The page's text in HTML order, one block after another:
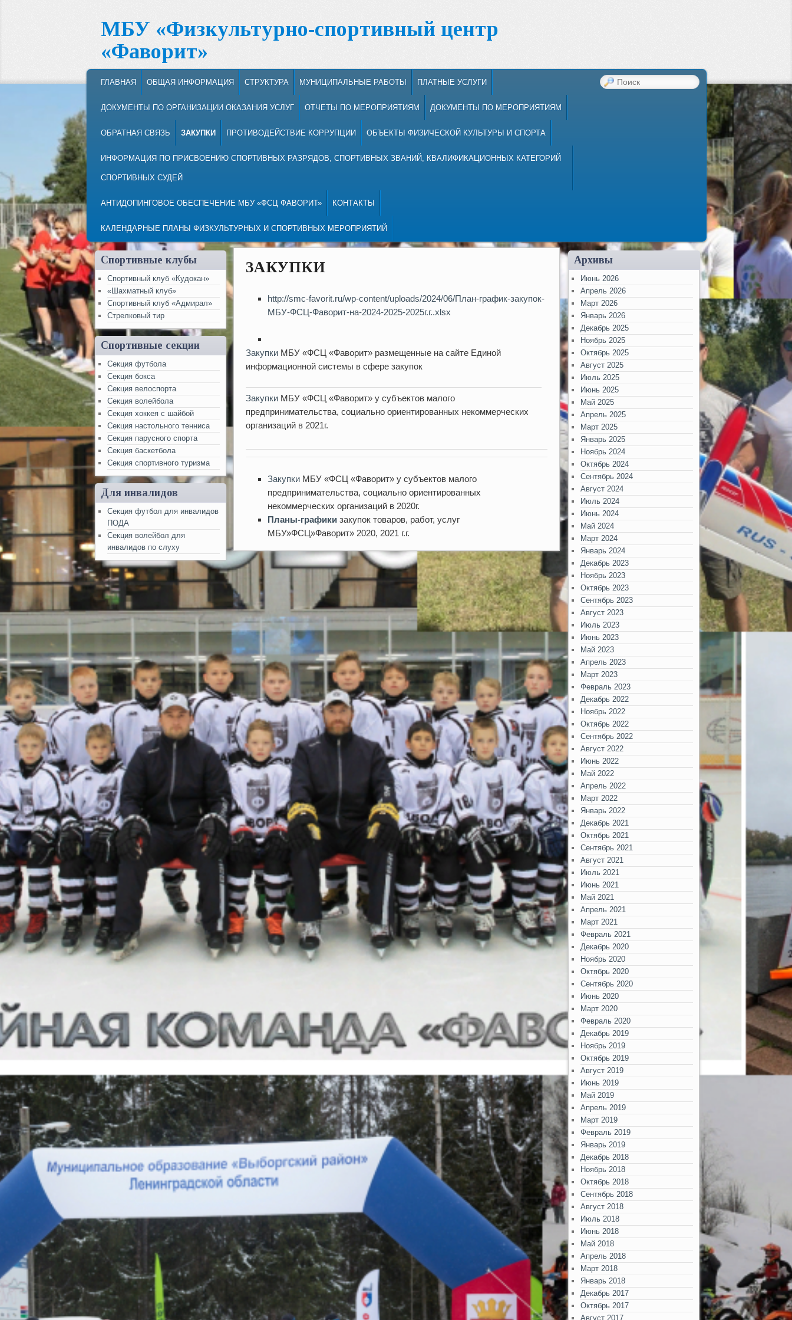
МБУ «Физкультурно-спортивный центр
«Фаворит»
SKIP TO PRIMARY CONTENT
SKIP TO SECONDARY CONTENT
ГЛАВНАЯ ОБЩАЯ ИНФОРМАЦИЯ СТРУКТУРА МУНИЦИПАЛЬНЫЕ РАБОТЫ ПЛАТНЫЕ УСЛУГИ
ДОКУМЕНТЫ ПО ОРГАНИЗАЦИИ ОКАЗАНИЯ УСЛУГ ОТЧЕТЫ ПО МЕРОПРИЯТИЯМ ДОКУМЕНТЫ ПО МЕРОПРИЯТИЯМ
ОБРАТНАЯ СВЯЗЬ ЗАКУПКИ ПРОТИВОДЕЙСТВИЕ КОРРУПЦИИ ОБЪЕКТЫ ФИЗИЧЕСКОЙ КУЛЬТУРЫ И СПОРТА
ИНФОРМАЦИЯ ПО ПРИСВОЕНИЮ СПОРТИВНЫХ РАЗРЯДОВ, СПОРТИВНЫХ ЗВАНИЙ, КВАЛИФИКАЦИОННЫХ КАТЕГОРИЙ
СПОРТИВНЫХ СУДЕЙ
АНТИДОПИНГОВОЕ ОБЕСПЕЧЕНИЕ МБУ «ФСЦ ФАВОРИТ» КОНТАКТЫ
КАЛЕНДАРНЫЕ ПЛАНЫ ФИЗКУЛЬТУРНЫХ И СПОРТИВНЫХ МЕРОПРИЯТИЙ
ПОИСК
ЗАКУПКИ
http://smc-favorit.ru/wp-content/uploads/2024/06/План-график-закупок-
МБУ-ФСЦ-Фаворит-на-2024-2025-2025г.г..xlsx
ЗакупкиМБУ «ФСЦ «Фаворит» размещенные на сайте Единой
информационной системы в сфере закупок
Закупки МБУ «ФСЦ «Фаворит» у субъектов малого
предпринимательства, социально ориентированных некоммерческих
организаций в 2021г.
Закупки МБУ «ФСЦ «Фаворит» у субъектов малого
предпринимательства, социально ориентированных
некоммерческих организаций в 2020г.
Планы-графики закупок товаров, работ, услуг
МБУ»ФСЦ»Фаворит» 2020, 2021 г.г.
Спортивные клубы
Спортивный клуб «Кудокан»
«Шахматный клуб»
Спортивный клуб «Адмирал»
Стрелковый тир
Спортивные секции
Секция футбола
Секция бокса
Секция велоспорта
Секция волейбола
Секция хоккея с шайбой
Секция настольного тенниса
Секция парусного спорта
Секция баскетбола
Секция спортивного туризма
Для инвалидов
Секция футбол для инвалидов
ПОДА
Секция волейбол для
инвалидов по слуху
Архивы
Июнь 2026
Апрель 2026
Март 2026
Январь 2026
Декабрь 2025
Ноябрь 2025
Октябрь 2025
Август 2025
Июль 2025
Июнь 2025
Май 2025
Апрель 2025
Март 2025
Январь 2025
Ноябрь 2024
Октябрь 2024
Сентябрь 2024
Август 2024
Июль 2024
Июнь 2024
Май 2024
Март 2024
Январь 2024
Декабрь 2023
Ноябрь 2023
Октябрь 2023
Сентябрь 2023
Август 2023
Июль 2023
Июнь 2023
Май 2023
Апрель 2023
Март 2023
Февраль 2023
Декабрь 2022
Ноябрь 2022
Октябрь 2022
Сентябрь 2022
Август 2022
Июнь 2022
Май 2022
Апрель 2022
Март 2022
Январь 2022
Декабрь 2021
Октябрь 2021
Сентябрь 2021
Август 2021
Июль 2021
Июнь 2021
Май 2021
Апрель 2021
Март 2021
Февраль 2021
Декабрь 2020
Ноябрь 2020
Октябрь 2020
Сентябрь 2020
Июнь 2020
Март 2020
Февраль 2020
Декабрь 2019
Ноябрь 2019
Октябрь 2019
Август 2019
Июнь 2019
Май 2019
Апрель 2019
Март 2019
Февраль 2019
Январь 2019
Декабрь 2018
Ноябрь 2018
Октябрь 2018
Сентябрь 2018
Август 2018
Июль 2018
Июнь 2018
Май 2018
Апрель 2018
Март 2018
Январь 2018
Декабрь 2017
Октябрь 2017
Август 2017